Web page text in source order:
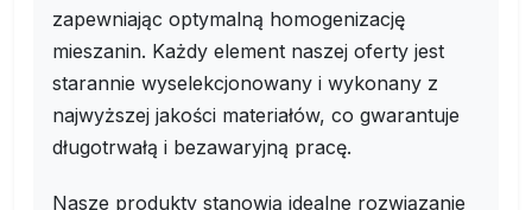
zapewniając optymalną homogenizację
mieszanin. Każdy element naszej oferty jest
starannie wyselekcjonowany i wykonany z
najwyższej jakości materiałów, co gwarantuje
długotrwałą i bezawaryjną pracę.
Nasze produkty stanowią idealne rozwiązanie